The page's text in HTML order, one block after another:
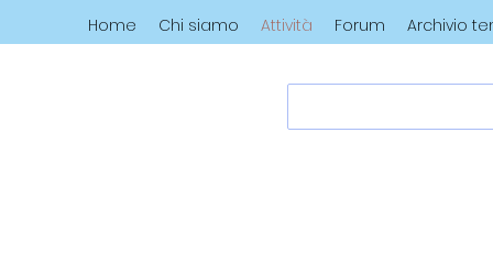
Home Chi siamo Attività Forum Archivio